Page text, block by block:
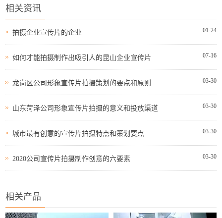
相关资讯
01-24
拍摄企业宣传片的企业
07-16
如何才能拍摄制作出吸引人的昆山企业宣传片
03-30
龙岗区公司形象宣传片拍摄策划的要点和原则
03-30
山东菏泽公司形象宣传片拍摄的意义和投放渠道
03-30
城市最有创意的宣传片拍摄特点和策划要点
03-30
2020公司宣传片拍摄制作创意的六要素
相关产品